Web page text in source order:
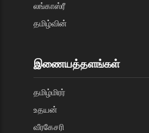
லங்காஸ்ரீ
தமிழ்வின்
இணையத்தளங்கள்
தமிழ்மிரர்
உதயன்
வீரகேசரி